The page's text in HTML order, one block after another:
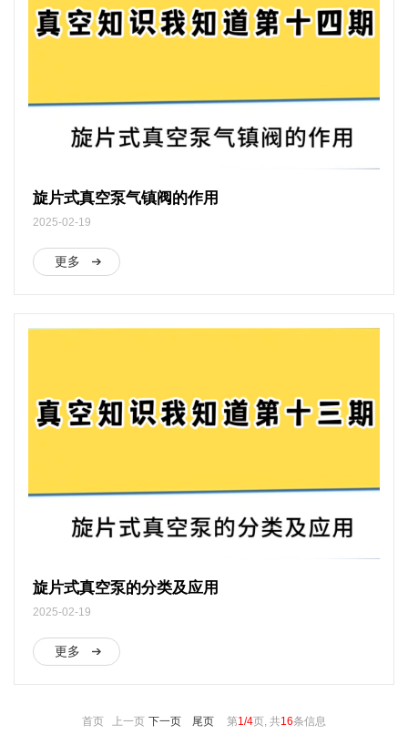
旋片式真空泵气镇阀的作用
2025-02-19
更多
旋片式真空泵的分类及应用
2025-02-19
更多
首页 上一页 下一页 尾页 第1/4页, 共16条信息